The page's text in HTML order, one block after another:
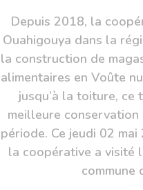
Depuis 2018, la
Ouahigouya dans la
la construction de
alimentaires en Voûte
jusqu’à la toiture, ce
meilleure
période. Ce jeudi 02
la coopérative a visité
commune